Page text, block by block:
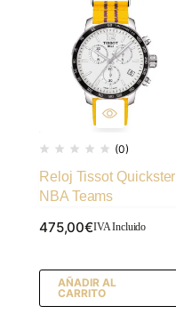
(0)
Reloj Tissot Quickster
NBA Teams
475,00€IVA Incluido
AÑADIR AL
CARRITO